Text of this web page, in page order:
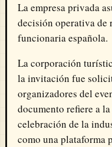
La empresa privada
decisión operativa de
funcionaria española.
La corporación
la invitación fue
organizadores del
documento refiere a
celebración de la
como una plataforma